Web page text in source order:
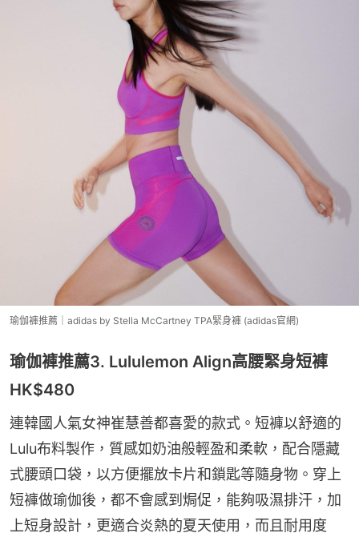
瑜伽褲推薦｜adidas by Stella McCartney TPA緊身褲 (adidas官網)
瑜伽褲推薦3. Lululemon Align高腰緊身短褲
HK$480
連韓國人氣女神崔慧善都喜愛的款式。短褲以舒適的
Lulu布料製作，質感如奶油般輕盈和柔軟，配合隱藏
式腰頭口袋，以方便擺放卡片和鎖匙等隨身物。穿上
短褲做瑜伽後，都不會感到焗促，能夠吸濕排汗，加
上短身設計，更適合炎熱的夏天使用，而且耐用度